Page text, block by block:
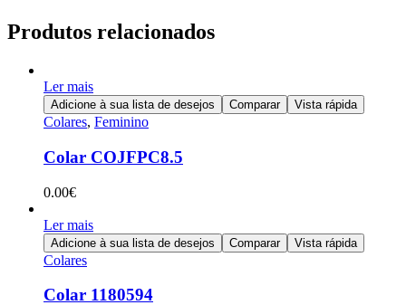
Produtos relacionados
Ler mais
Adicione à sua lista de desejos Comparar Vista rápida
Colares, Feminino
Colar COJFPC8.5
0.00€
Ler mais
Adicione à sua lista de desejos Comparar Vista rápida
Colares
Colar 1180594